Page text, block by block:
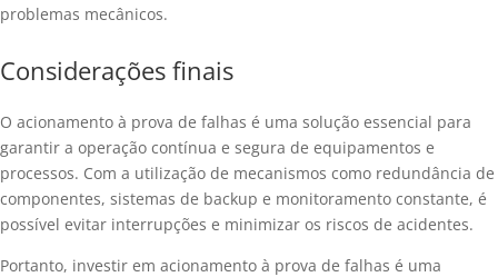
problemas mecânicos.
Considerações finais
O acionamento à prova de falhas é uma solução essencial para
garantir a operação contínua e segura de equipamentos e
processos. Com a utilização de mecanismos como redundância de
componentes, sistemas de backup e monitoramento constante, é
possível evitar interrupções e minimizar os riscos de acidentes.
Portanto, investir em acionamento à prova de falhas é uma